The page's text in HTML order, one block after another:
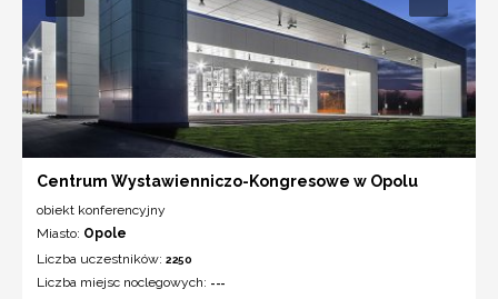
Centrum Wystawienniczo-Kongresowe w Opolu
obiekt konferencyjny
Miasto: Opole
Liczba uczestników: 2250
Liczba miejsc noclegowych: ---